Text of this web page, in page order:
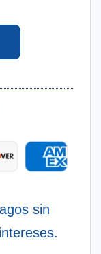
sin